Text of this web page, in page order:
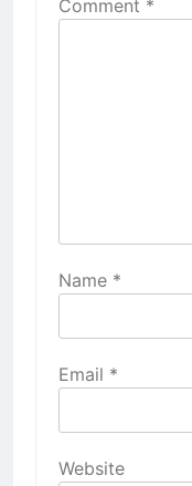
Comment *
Name *
Email *
Website